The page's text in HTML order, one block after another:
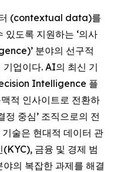
(contextual data)를
있도록 지원하는 ‘의사
분야의 선구적
기업이다. AI의 최신 기
Intelligence 플
적 인사이트로 전환하
정 중심’ 조직으로의 전
술은 현대적 데이터 관
금융 및 경제 범
의 복잡한 과제를 해결